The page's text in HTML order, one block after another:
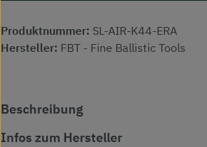
Produktnummer: SL-AIR-K44-ERA
Hersteller: FBT - Fine Ballistic Tools
Beschreibung
Infos zum Hersteller